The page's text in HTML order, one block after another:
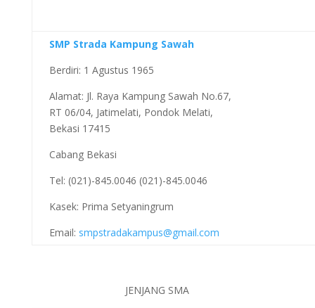
SMP Strada Kampung Sawah
Berdiri: 1 Agustus 1965
Alamat: Jl. Raya Kampung Sawah No.67,
RT 06/04, Jatimelati, Pondok Melati,
Bekasi 17415
Cabang Bekasi
Tel: (021)-845.0046 (021)-845.0046
Kasek: Prima Setyaningrum
Email: smpstradakampus@gmail.com
JENJANG SMA